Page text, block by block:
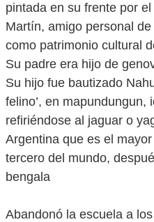
pintada en su frente por
Martín, amigo personal
como patrimonio cultural
Su padre era hijo de
Su hijo fue bautizado
felino’, en mapundungun,
refiriéndose al jaguar o
Argentina que es el
tercero del mundo,
bengala
Abandonó la escuela a